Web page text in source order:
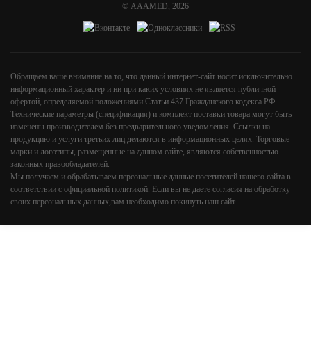
© AAAMED, 2026
Обращаем ваше внимание на то, что данный интернет-сайт носит исключительно
информационный характер и ни при каких условиях не является публичной
офертой, определяемой положениями Статьи 437 Гражданского кодекса РФ.
Технические параметры (спецификация) и комплект поставки товара могут быть
изменены производителем без предварительного уведомления. Ссылки на
продукцию и услуги третьих лиц делаются в информационных целях. Торговые
марки и логотипы, размещенные на данном сайте, являются собственностью
законных правообладателей.
Мы получаем и обрабатываем персональные данные посетителей нашего сайта в
соответствии с официальной политикой. Если вы не даете согласия на обработку
своих персональных данных,вам необходимо покинуть наш сайт.